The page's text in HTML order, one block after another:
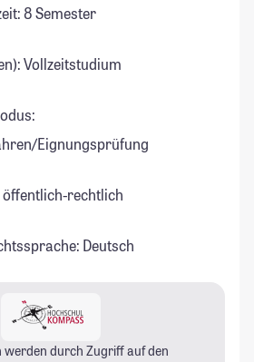
8 Semester
Vollzeitstudium
Eignungsprüfung
rechtlich
Deutsch
werden durch Zugriff auf den